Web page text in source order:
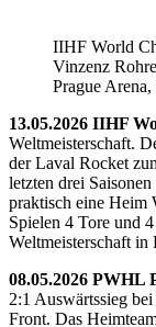
IIHF World
Vinzenz
Prague
13.05.2026 IIHF
Weltmeisterschaft.
der Laval Rocket
letzten drei
praktisch eine Heim
Spielen 4 Tore und
Weltmeisterschaft
08.05.2026 PWHL
2:1 Auswärtssieg
Front. Das